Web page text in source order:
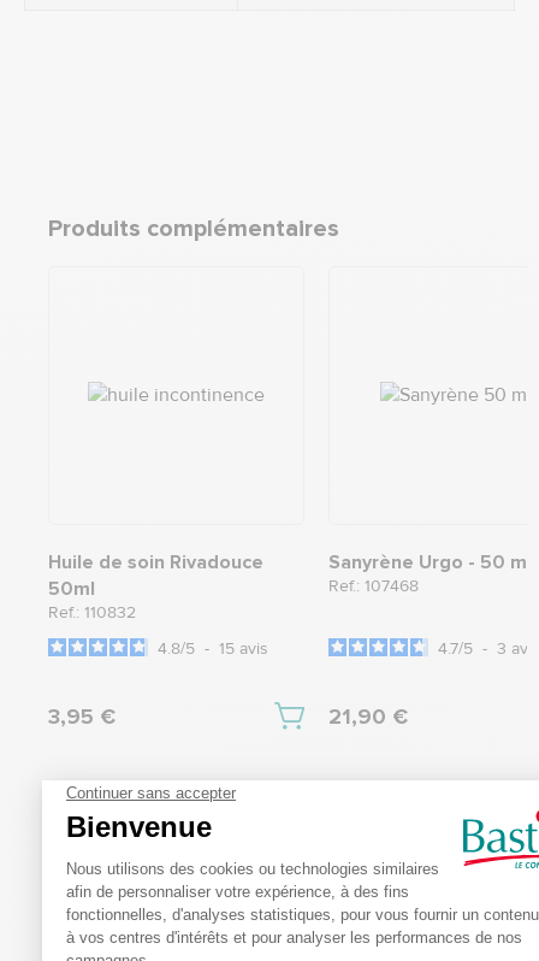
Produits complémentaires
Huile de soin Rivadouce
50ml
Ref.: 110832
4.8/5 - 15 avis
3,95 €
Sanyrène Urgo - 50 ml
Ref.: 107468
4.7/5 - 3 avis
21,90 €
5/5 5/
Avis vérifié
Correctes